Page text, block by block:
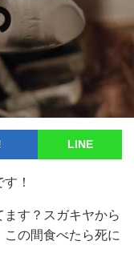
LINE
す！
す？スガキヤから
の間食べたら死に